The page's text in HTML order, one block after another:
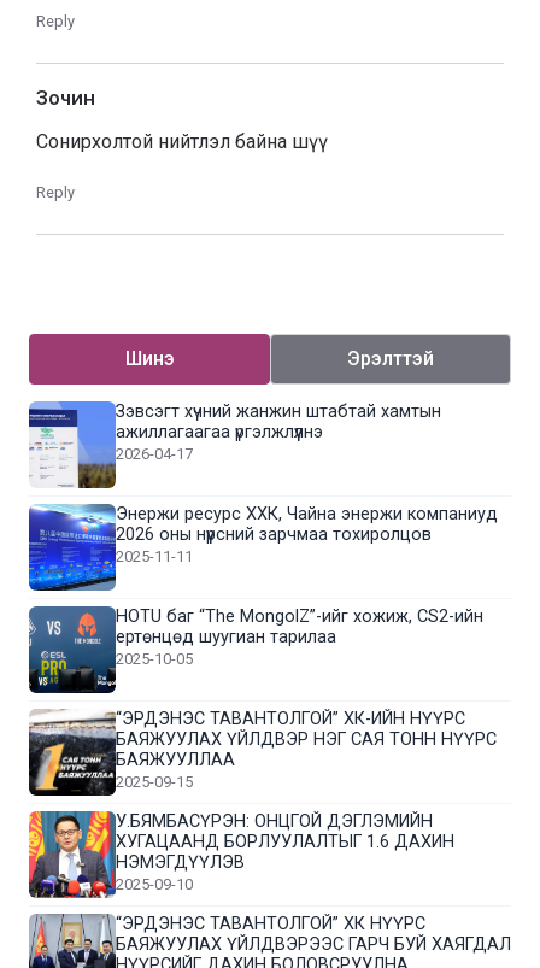
Reply
Зочин
Сонирхолтой нийтлэл байна шүү
Reply
Шинэ Эрэлттэй
Зэвсэгт хүчний жанжин штабтай хамтын
ажиллагаагаа үргэлжлүүлнэ
2026-04-17
Энержи ресурс ХХК, Чайна энержи компаниуд
2026 оны нүүрсний зарчмаа тохиролцов
2025-11-11
HOTU баг “The MongolZ”-ийг хожиж, CS2-ийн
ертөнцөд шуугиан тарилаа
2025-10-05
“ЭРДЭНЭС ТАВАНТОЛГОЙ” ХК-ИЙН НҮҮРС
БАЯЖУУЛАХ ҮЙЛДВЭР НЭГ САЯ ТОНН НҮҮРС
БАЯЖУУЛЛАА
2025-09-15
У.БЯМБАСҮРЭН: ОНЦГОЙ ДЭГЛЭМИЙН
ХУГАЦААНД БОРЛУУЛАЛТЫГ 1.6 ДАХИН
НЭМЭГДҮҮЛЭВ
2025-09-10
“ЭРДЭНЭС ТАВАНТОЛГОЙ” ХК НҮҮРС
БАЯЖУУЛАХ ҮЙЛДВЭРЭЭС ГАРЧ БУЙ ХАЯГДАЛ